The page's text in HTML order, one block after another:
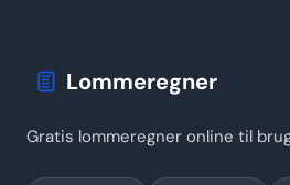
Lommeregner
Gratis lommeregner online til